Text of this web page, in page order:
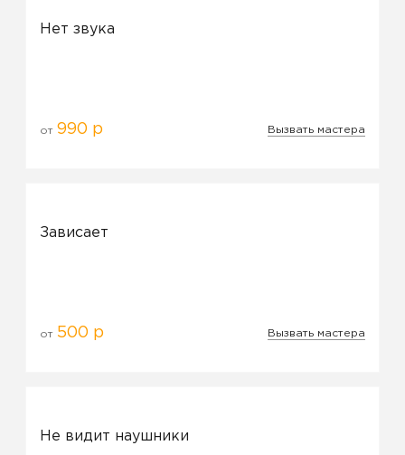
Нет звука
от990 р Вызвать мастера
Зависает
от 500 р Вызвать мастера
Не видит наушники